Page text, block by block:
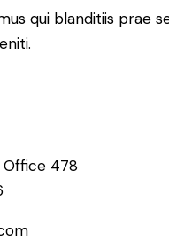
qui blanditiis prae
Office 478